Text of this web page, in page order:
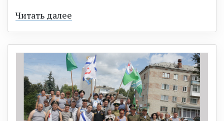
Читать далее